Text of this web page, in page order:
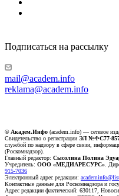
Подписаться на рассылку
mail@academ.info
reklama@academ.info
© Академ.Инфо (academ.info) — сетевое
Свидетельство о регистрации ЭЛ №ФС77-
службой по надзору в сфере связи,
(Роскомнадзор).
Главный редактор: Сысолина Полина
Учредитель: ООО «МЕДИАРЕСУРС» .
915-7036
Электронный адрес редакции:
Контактные данные для Роскомнадзора и
Адрес редакции фактический: 630117,